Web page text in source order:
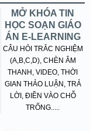
MỞ KHÓA TIN
HỌC SOẠN GIÁO
ÁN E-LEARNING
CÂU HỎI TRẮC NGHIỆM
(A,B,C,D), CHÈN ÂM
THANH, VIDEO, THỜI
GIAN THẢO LUẬN, TRẢ
LỜI, ĐIỀN VÀO CHỖ
TRỐNG.....